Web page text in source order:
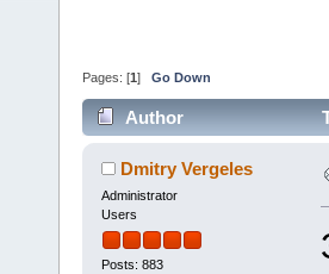
Pages: [1 ] Go Down
Author
Dmitry Vergeles
Administrator
Users
Posts: 883